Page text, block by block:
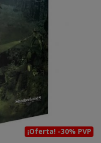
¡Oferta! -30% PVP